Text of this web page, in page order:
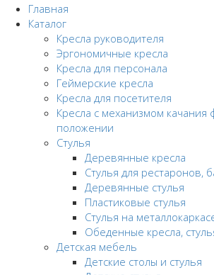
Главная
Каталог
Кресла руководителя
Эргономичные кресла
Кресла для персонала
Геймерские кресла
Кресла для посетителя
Кресла с механизмом
положении
Стулья
Деревянные кресла
Стулья для рестаронов,
Деревянные стулья
Пластиковые стулья
Стулья на
Обеденные кресла,
Детская мебель
Детские столы и стулья